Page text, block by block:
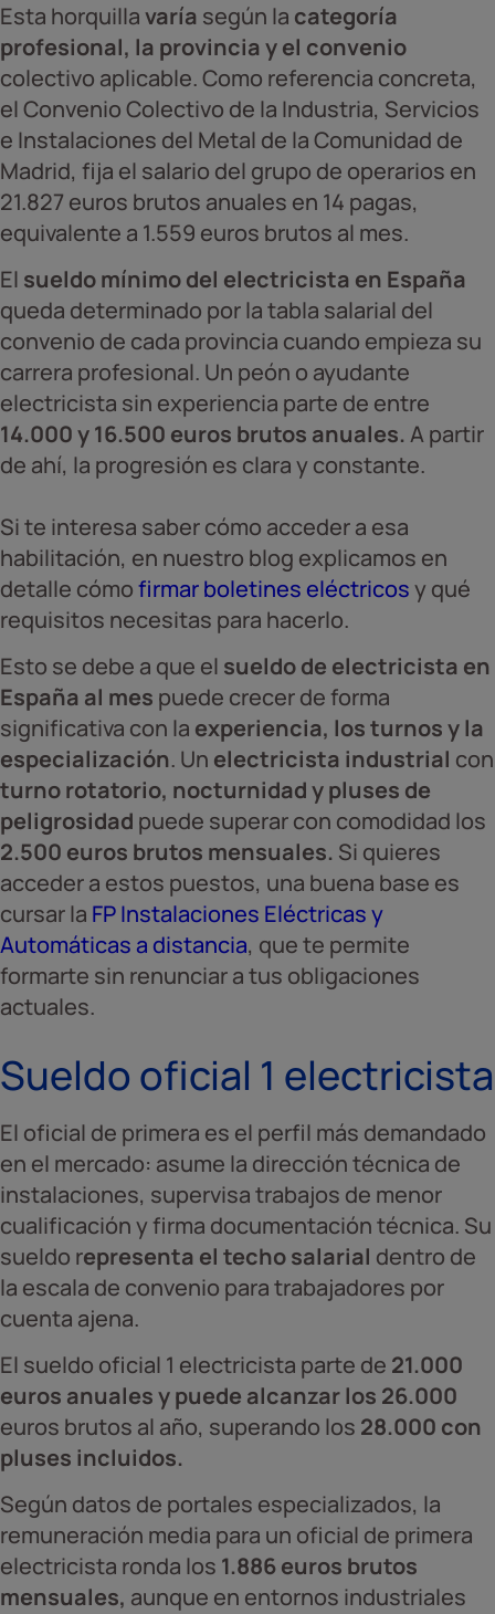
Esta horquillavaría según la categoría
profesional, la provincia y el convenio
colectivo aplicable. Como referencia concreta,
el Convenio Colectivo de la Industria, Servicios
e Instalaciones del Metal de la Comunidad de
Madrid, fija el salario del grupo de operarios en
21.827 euros brutos anuales en 14 pagas,
equivalente a 1.559 euros brutos al mes.
El sueldo mínimo del electricista en España
queda determinado por la tabla salarial del
convenio de cada provincia cuando empieza su
carrera profesional. Un peón o ayudante
electricista sin experiencia parte de entre
14.000 y 16.500 euros brutos anuales. A partir
de ahí, la progresión es clara y constante.
Si te interesa saber cómo acceder a esa
habilitación, en nuestro blog explicamos en
detalle cómofirmar boletines eléctricosy qué
requisitos necesitas para hacerlo.
Esto se debe a que el sueldo de electricista en
España al mes puede crecer de forma
significativa con la experiencia, los turnos y la
especialización. Un electricista industrial con
turno rotatorio, nocturnidad y pluses de
peligrosidad puede superar con comodidad los
2.500 euros brutos mensuales. Si quieres
acceder a estos puestos, una buena base es
cursar la FP Instalaciones Eléctricas y
Automáticas a distancia, que te permite
formarte sin renunciar a tus obligaciones
actuales.
Sueldo oficial 1 electricista
El oficial de primera es el perfil más demandado
en el mercado: asume la dirección técnica de
instalaciones, supervisa trabajos de menor
cualificación y firma documentación técnica. Su
sueldo representa el techo salarial dentro de
la escala de convenio para trabajadores por
cuenta ajena.
El sueldo oficial 1 electricista parte de 21.000
euros anuales y puede alcanzar los 26.000
euros brutos al año, superando los 28.000 con
pluses incluidos.
Según datos de portales especializados, la
remuneración media para un oficial de primera
electricista ronda los 1.886 euros brutos
mensuales, aunque en entornos industriales